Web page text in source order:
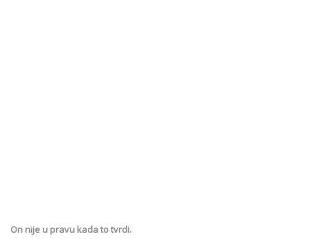
On nije u pravu kada to tvrdi.